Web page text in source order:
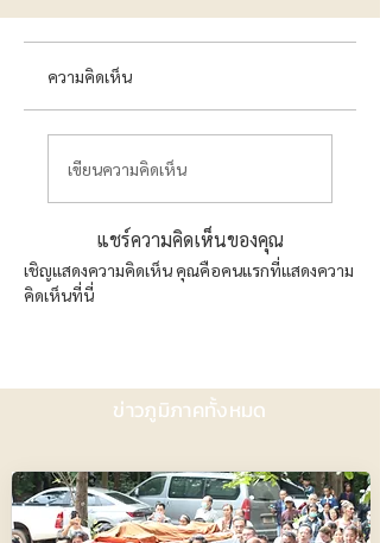
ความคิดเห็น
เขียนความคิดเห็น
แชร์ความคิดเห็นของคุณ
เชิญแสดงความคิดเห็น คุณคือคนแรกที่แสดงความ
คิดเห็นที่นี่
ข่าวภูมิภาคทั้งหมด